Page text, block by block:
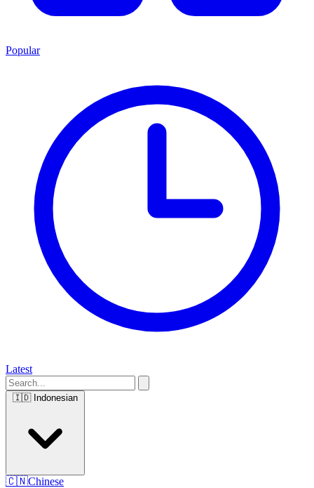
Popular
Latest
🇮🇩 Indonesian
🇨🇳Chinese